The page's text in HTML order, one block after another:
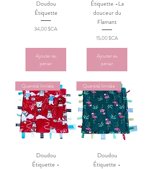
Doudou
Étiquette
Prix
34,00 $CA
Ajouter au
panier
Étiquette -La
douceur du
Flamant
Prix
15,00 $CA
Ajouter au
panier
Quantité limitée
Doudou
Étiquette -
Quantité limitée
Doudou
Étiquette -